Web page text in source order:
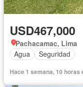
USD467,000
Pachacamac, Lima
Agua
Seguridad
Hace 1 semana, 10 horas